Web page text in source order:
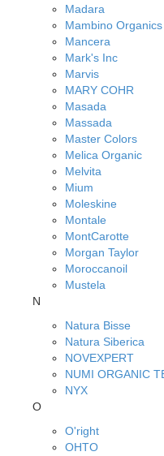
Madara
Mambino Organics
Mancera
Mark's Inc
Marvis
MARY COHR
Masada
Massada
Master Colors
Melica Organic
Melvita
Mium
Moleskine
Montale
MontCarotte
Morgan Taylor
Moroccanoil
Mustela
N
Natura Bisse
Natura Siberica
NOVEXPERT
NUMI ORGANIC
NYX
O
O'right
OHTO